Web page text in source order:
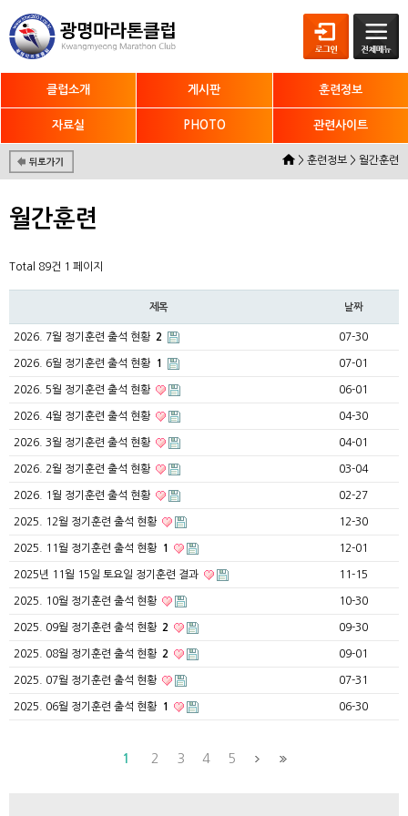
클럽소개 게시판 훈련정보
자료실 PHOTO 관련사이트
> 훈련정보 > 월간훈련
월간훈련
Total 89건 1 페이지
제목 날짜
2026. 7월 정기훈련 출석 현황 2 07-30
2026. 6월 정기훈련 출석 현황 1 07-01
2026. 5월 정기훈련 출석 현황 06-01
2026. 4월 정기훈련 출석 현황 04-30
2026. 3월 정기훈련 출석 현황 04-01
2026. 2월 정기훈련 출석 현황 03-04
2026. 1월 정기훈련 출석 현황 02-27
2025. 12월 정기훈련 출석 현황 12-30
2025. 11월 정기훈련 출석 현황 1 12-01
2025년 11월 15일 토요일 정기훈련 결과 11-15
2025. 10월 정기훈련 출석 현황 10-30
2025. 09월 정기훈련 출석 현황 2 09-30
2025. 08월 정기훈련 출석 현황 2 09-01
2025. 07월 정기훈련 출석 현황 07-31
2025. 06월 정기훈련 출석 현황 1 06-30
1 2 3 4 5